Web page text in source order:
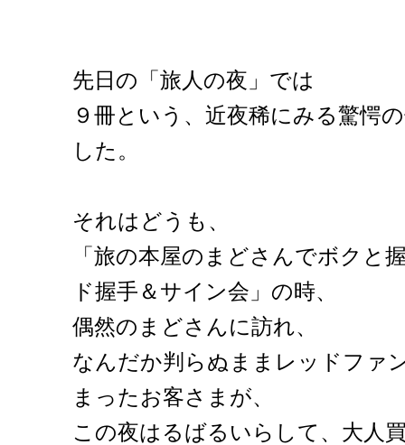
先日の「旅人の夜」では
９冊という、近夜稀にみる驚愕
した。
それはどうも、
「旅の本屋のまどさんでボクと
ド握手＆サイン会」の時、
偶然のまどさんに訪れ、
なんだか判らぬままレッドファ
まったお客さまが、
この夜はるばるいらして、大人